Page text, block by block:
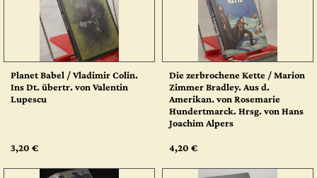
Planet Babel / Vladimir Colin.
Ins Dt. übertr. von Valentin
Lupescu
3,20 €
Die zerbrochene Kette / Marion
Zimmer Bradley. Aus d.
Amerikan. von Rosemarie
Hundertmarck. Hrsg. von Hans
Joachim Alpers
4,20 €